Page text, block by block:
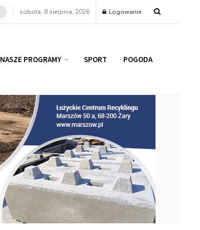
sobota, 8 sierpnia, 2026 Logowanie
NASZE PROGRAMY SPORT POGODA